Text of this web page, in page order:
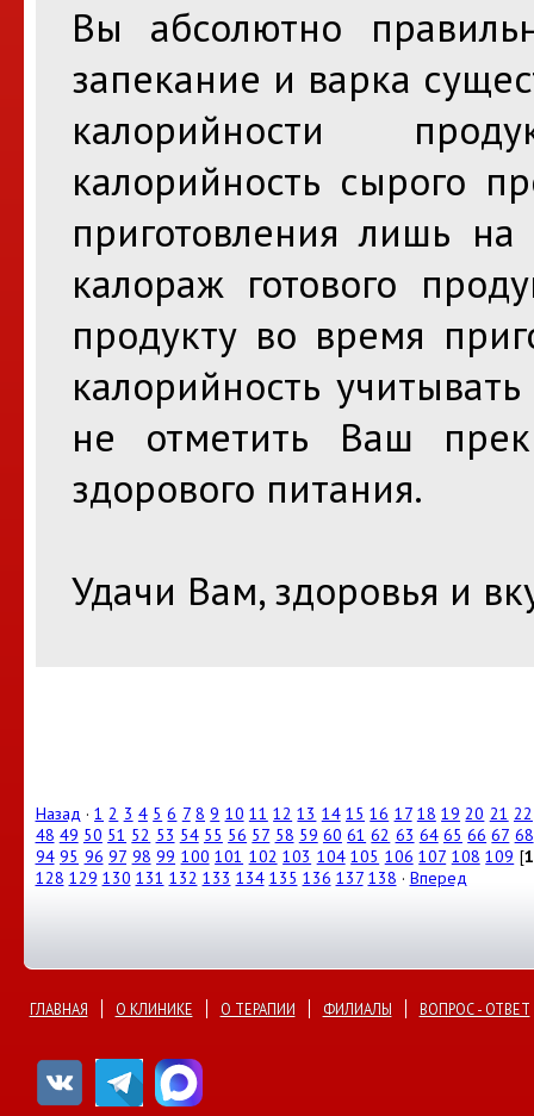
Вы абсолютно
запекание и варка
калорийности
калорийность сырого
приготовления лишь
калораж готового
продукту во время
калорийность
не отметить Ваш
здорового питания.
Удачи Вам, здоровья и
Назад ·1 2 3 4 5 6 7 8 9 10 11 12 13 14 15 16 17 18 19 20 21 22
48 49 50 51 52 53 54 55 56 57 58 59 60 61 62 63 64 65 66 67 68
94 95 96 97 98 99 100 101 102 103 104 105 106 107 108 109 [
128 129 130 131 132 133 134 135 136 137 138 · Вперед
ГЛАВНАЯ О КЛИНИКЕ О ТЕРАПИИ ФИЛИАЛЫ ВОПРОС - ОТВЕТ